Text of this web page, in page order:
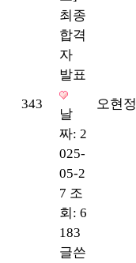
343
최종
합격
자
발표
날
짜: 2
025-
05-2
7 조
회: 6
183
글쓴
오현정